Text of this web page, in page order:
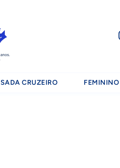
SADA CRUZEIRO FEMININO